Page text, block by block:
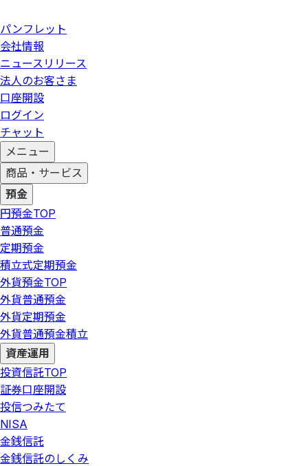
パンフレット
会社情報
ニュースリリース
法人のお客さま
口座開設
ログイン
チャット
メニュー
商品・サービス
預金
円預金TOP
普通預金
定期預金
積立式定期預金
外貨預金TOP
外貨普通預金
外貨定期預金
外貨普通預金積立
資産運用
投資信託TOP
証券口座開設
投信つみたて
NISA
金銭信託
金銭信託のしくみ